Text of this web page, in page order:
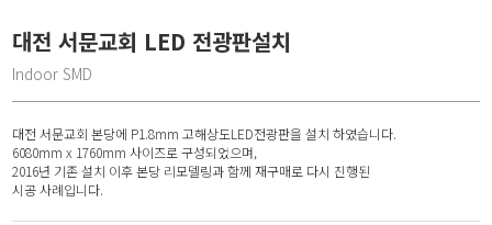
대전 서문교회 LED 전광판설치
Indoor SMD
대전 서문교회 본당에 P1.8mm 고해상도LED전광판을 설치 하였습니다.
6080mm x 1760mm 사이즈로 구성되었으며,
2016년 기존 설치 이후 본당 리모델링과 함께 재구매로 다시 진행된
시공 사례입니다.